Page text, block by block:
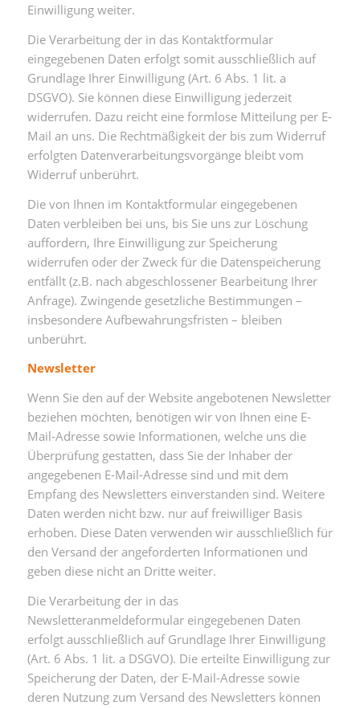
Einwilligung weiter.
Die Verarbeitung der in das Kontaktformular
eingegebenen Daten erfolgt somit ausschließlich auf
Grundlage Ihrer Einwilligung (Art. 6 Abs. 1 lit. a
DSGVO). Sie können diese Einwilligung jederzeit
widerrufen. Dazu reicht eine formlose Mitteilung per E-
Mail an uns. Die Rechtmäßigkeit der bis zum Widerruf
erfolgten Datenverarbeitungsvorgänge bleibt vom
Widerruf unberührt.
Die von Ihnen im Kontaktformular eingegebenen
Daten verbleiben bei uns, bis Sie uns zur Löschung
auffordern, Ihre Einwilligung zur Speicherung
widerrufen oder der Zweck für die Datenspeicherung
entfällt (z.B. nach abgeschlossener Bearbeitung Ihrer
Anfrage). Zwingende gesetzliche Bestimmungen –
insbesondere Aufbewahrungsfristen – bleiben
unberührt.
Newsletter
Wenn Sie den auf der Website angebotenen Newsletter
beziehen möchten, benötigen wir von Ihnen eine E-
Mail-Adresse sowie Informationen, welche uns die
Überprüfung gestatten, dass Sie der Inhaber der
angegebenen E-Mail-Adresse sind und mit dem
Empfang des Newsletters einverstanden sind. Weitere
Daten werden nicht bzw. nur auf freiwilliger Basis
erhoben. Diese Daten verwenden wir ausschließlich für
den Versand der angeforderten Informationen und
geben diese nicht an Dritte weiter.
Die Verarbeitung der in das
Newsletteranmeldeformular eingegebenen Daten
erfolgt ausschließlich auf Grundlage Ihrer Einwilligung
(Art. 6 Abs. 1 lit. a DSGVO). Die erteilte Einwilligung zur
Speicherung der Daten, der E-Mail-Adresse sowie
deren Nutzung zum Versand des Newsletters können